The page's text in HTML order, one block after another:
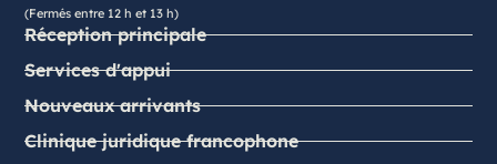
(Fermés entre 12 h et 13 h)
Réception principale
Services d'appui
Nouveaux arrivants
Clinique juridique francophone